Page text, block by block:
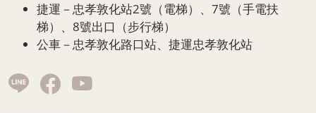
捷運－忠孝敦化站2號（電梯）、7號（手電扶
梯）、8號出口（步行梯）
公車－忠孝敦化路口站、捷運忠孝敦化站